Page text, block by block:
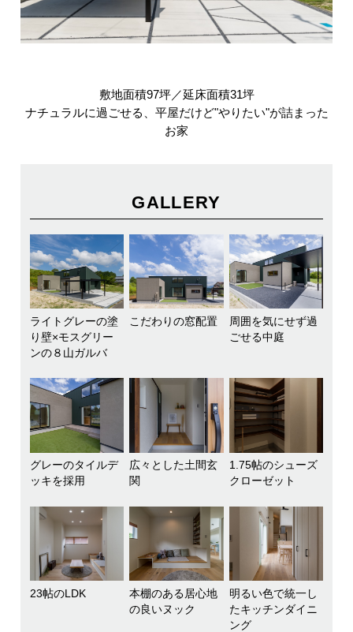
敷地面積97坪／延床面積31坪
ナチュラルに過ごせる、平屋だけど"やりたい"が詰まった
お家
GALLERY
ライトグレーの塗
り壁×モスグリー
ンの８山ガルバ
こだわりの窓配置
周囲を気にせず過
ごせる中庭
グレーのタイルデ
ッキを採用
広々とした土間玄
関
1.75帖のシューズ
クローゼット
23帖のLDK
本棚のある居心地
の良いヌック
明るい色で統一し
たキッチンダイニ
ング